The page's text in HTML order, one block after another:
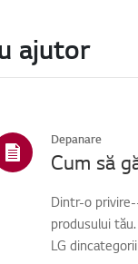
ajutor
Depanare
Cum să
Dintr-o
produsului
LG